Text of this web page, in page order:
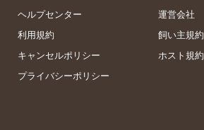
ヘルプセンター
運営会社
利用規約
飼い主規約
キャンセルポリシー
ホスト規約
プライバシーポリシー